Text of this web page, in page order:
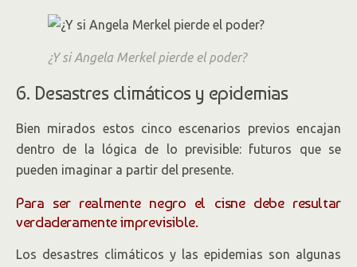
¿Y si Angela Merkel pierde el poder?
6. Desastres climáticos y epidemias
Bien mirados estos cinco escenarios previos encajan
dentro de la lógica de lo previsible: futuros que se
pueden imaginar a partir del presente.
Para ser realmente negro el cisne debe resultar
verdaderamente imprevisible.
Los desastres climáticos y las epidemias son algunas